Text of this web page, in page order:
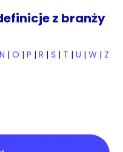
z branży
N |O |P |R |S | T |U |W | Z